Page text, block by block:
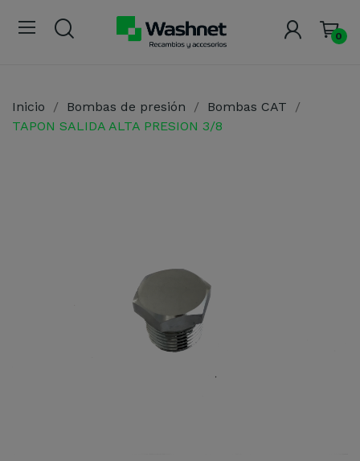
0
Inicio Bombas de presión
Bombas CAT
TAPON SALIDA ALTA PRESION 3/8